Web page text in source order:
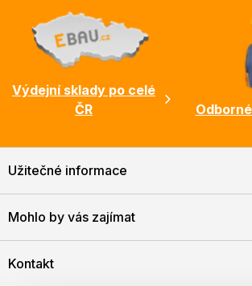
Výdejní sklady po celé
ČR
Užitečné informace
Mohlo by vás zajímat
Kontakt